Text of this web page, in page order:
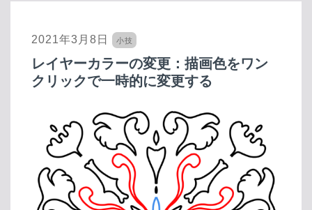
2021年3月8日 小技
レイヤーカラーの変更：描画色をワン
クリックで一時的に変更する